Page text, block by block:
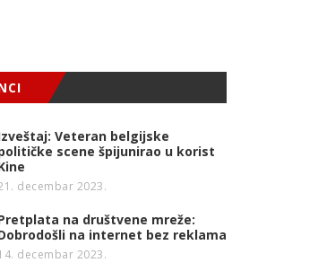
Veteran belgijske
scene špijunirao u korist
decembar 2023.
na društvene mreže:
na internet bez reklama
decembar 2023.